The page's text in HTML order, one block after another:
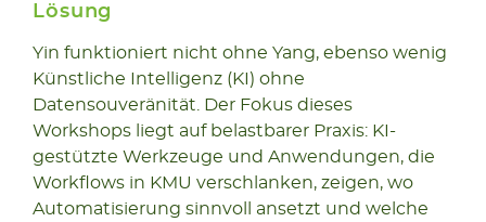
2025
Lösung
Yin funktioniert nicht ohne Yang, ebenso wenig
Künstliche Intelligenz (KI) ohne
Datensouveränität. Der Fokus dieses
Workshops liegt auf belastbarer Praxis: KI-
gestützte Werkzeuge und Anwendungen, die
Workflows in KMU verschlanken, zeigen, wo
Automatisierung sinnvoll ansetzt und welche